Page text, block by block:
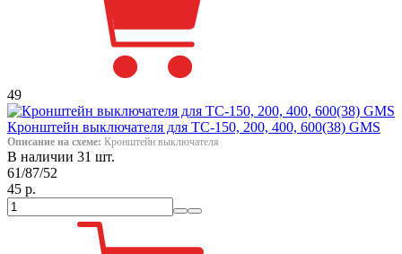
49
Кронштейн выключателя для ТС-150, 200, 400, 600(38) GMS
Описание на схеме: Кронштейн выключателя
В наличии 31 шт.
61/87/52
45 р.